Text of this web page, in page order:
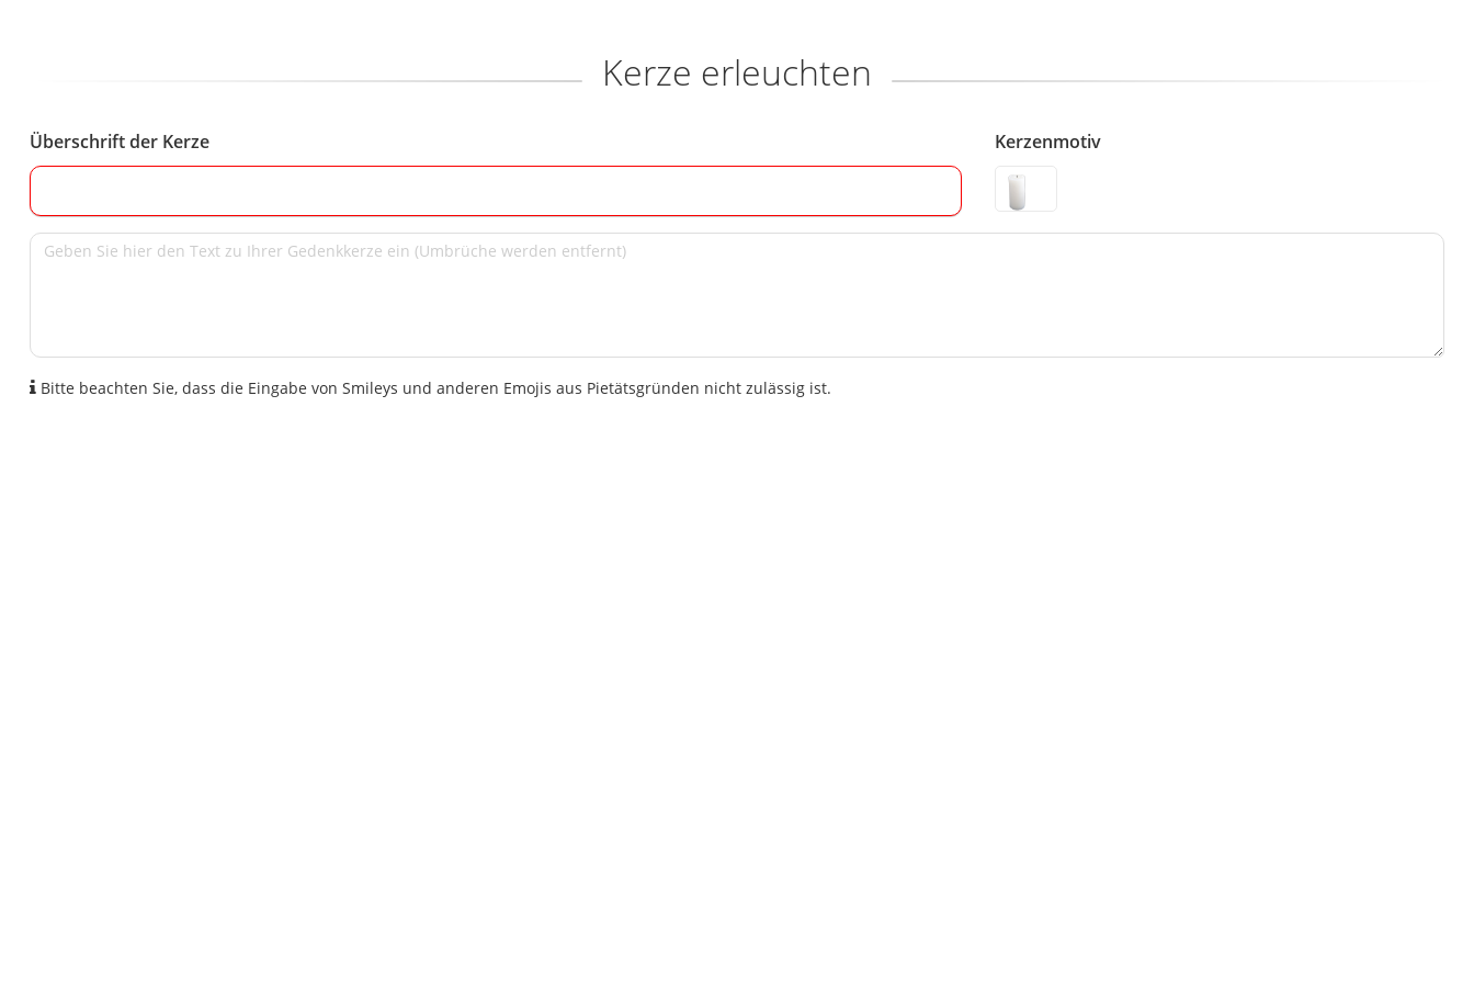
Kerze erleuchten
Überschrift der Kerze Kerzenmotiv
Bitte beachten Sie, dass die Eingabe von Smileys und anderen Emojis aus Pietätsgründen nicht zulässig ist.